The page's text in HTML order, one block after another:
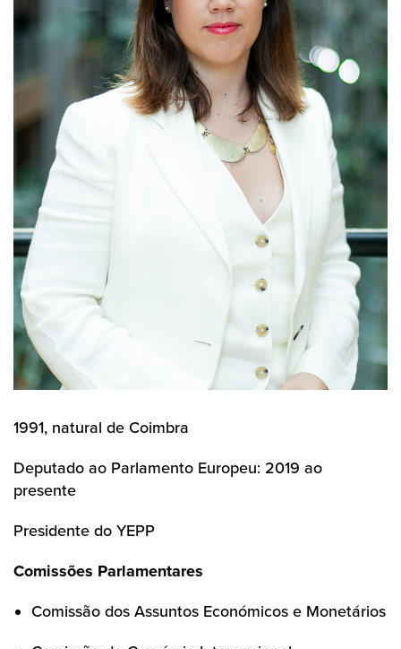
1991, natural de Coimbra
Deputado ao Parlamento Europeu: 2019 ao
presente
Presidente do YEPP
Comissões Parlamentares
Comissão dos Assuntos Económicos e Monetários